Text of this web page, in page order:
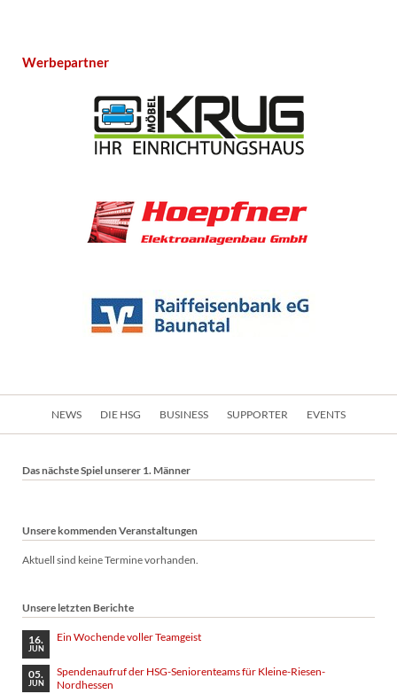
Werbepartner
NEWS DIE HSG BUSINESS SUPPORTER EVENTS
Das nächste Spiel unserer 1. Männer
Unsere kommenden Veranstaltungen
Aktuell sind keine Termine vorhanden.
Unsere letzten Berichte
16.
JUN
Ein Wochende voller Teamgeist
05.
JUN
Spendenaufruf der HSG-Seniorenteams für Kleine-Riesen-
Nordhessen